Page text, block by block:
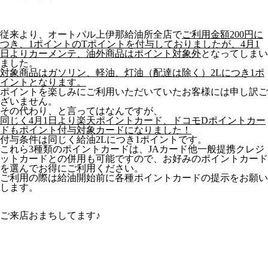
従来より、オートパル上伊那給油所全店でご利用金額200円に
つき、1ポイントのTポイントを付与しておりましたが、4月1
日よりカーメンテ、油外商品はポイント対象外となってしまい
ました。
対象商品はガソリン、軽油、灯油（配達は除く）2Lにつき1ポ
イントとなります。
ポイントを楽しみにご利用いただいていたお客様には申し訳ご
ざいません。
その代わり、と言ってはなんですが、
同じく4月1日より楽天ポイントカード、ドコモDポイントカー
ドもポイント付与対象カードになりました！
付与条件は同じく給油2Lにつき1ポイントです。
これら3種類のポイントカードは、JAカード他一般提携クレジ
ットカードとの併用も可能ですので、お好みのポイントカード
を選んでお得にご利用ください。
ご利用の際は給油開始前に各種ポイントカードの提示をお願い
します。
ご来店おまちしてます♪